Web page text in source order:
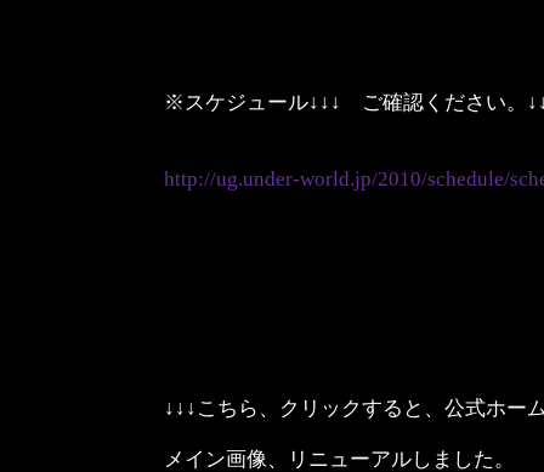
※スケジュール↓↓↓ ご確認ください。
http://ug.under-world.jp/2010/schedule/
↓↓↓こちら、クリックすると、公式ホー
メイン画像、リニューアルしました。